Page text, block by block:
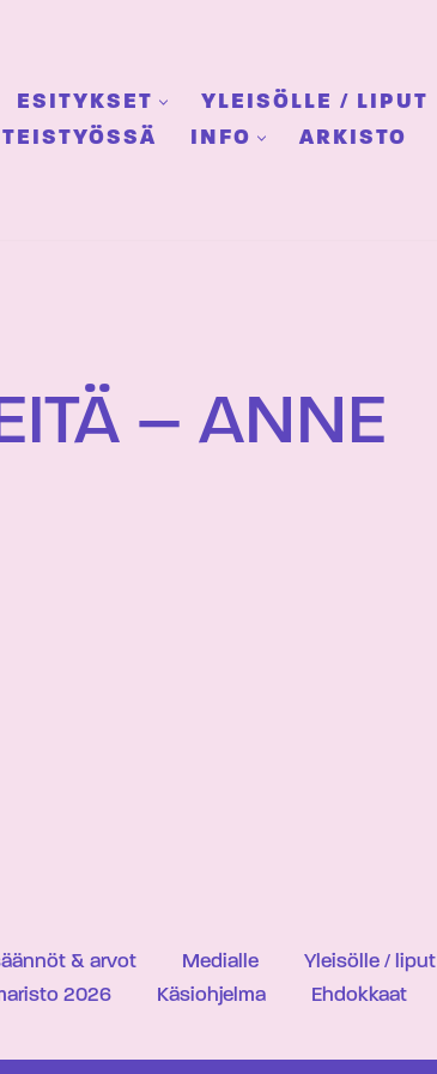
ESITYKSET
YLEISÖLLE / LIPUT
INFO ARKISTO
– ANNE
& arvot Medialle
Yleisölle / liput
2026 Käsiohjelma Ehdokkaat